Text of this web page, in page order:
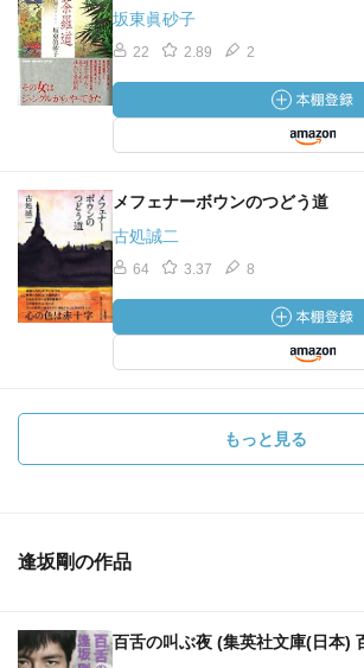
坂東眞砂子
22 2.89 2
メフェナーボウンのつどう道
古処誠二
64 3.37 8
もっと見る
逢坂剛の作品
百舌の叫ぶ夜 (集英社文庫(日本)